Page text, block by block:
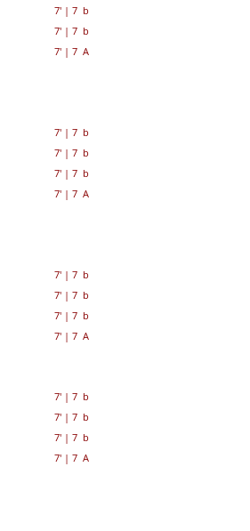
7'| 7 b
7'| 7 b
7'| 7 A
7'| 7 b
7'| 7 b
7'| 7 b
7'| 7 A
7'| 7 b
7'| 7 b
7'| 7 b
7'| 7 A
7'| 7 b
7'| 7 b
7'| 7 b
7'| 7 A